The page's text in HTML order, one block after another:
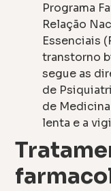
Programa
Relação
Essenciais
transtorno
segue as
de
de
lenta e a